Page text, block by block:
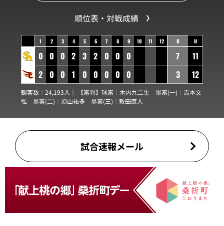
順位表・対戦成績
1 2 3 4 5 6 7 8 9 10 11 12
0 0 0 2 3 2 0 0 0
2 0 0 1 0 0 0 0 0
R H
7
11
3
12
観客数：24,193人｜ 【審判】球審： 木内九二生 塁審(一)： 吉本文
弘 塁審(二)： 須山祐多 塁審(三)： 敷田直人
試合速報メール